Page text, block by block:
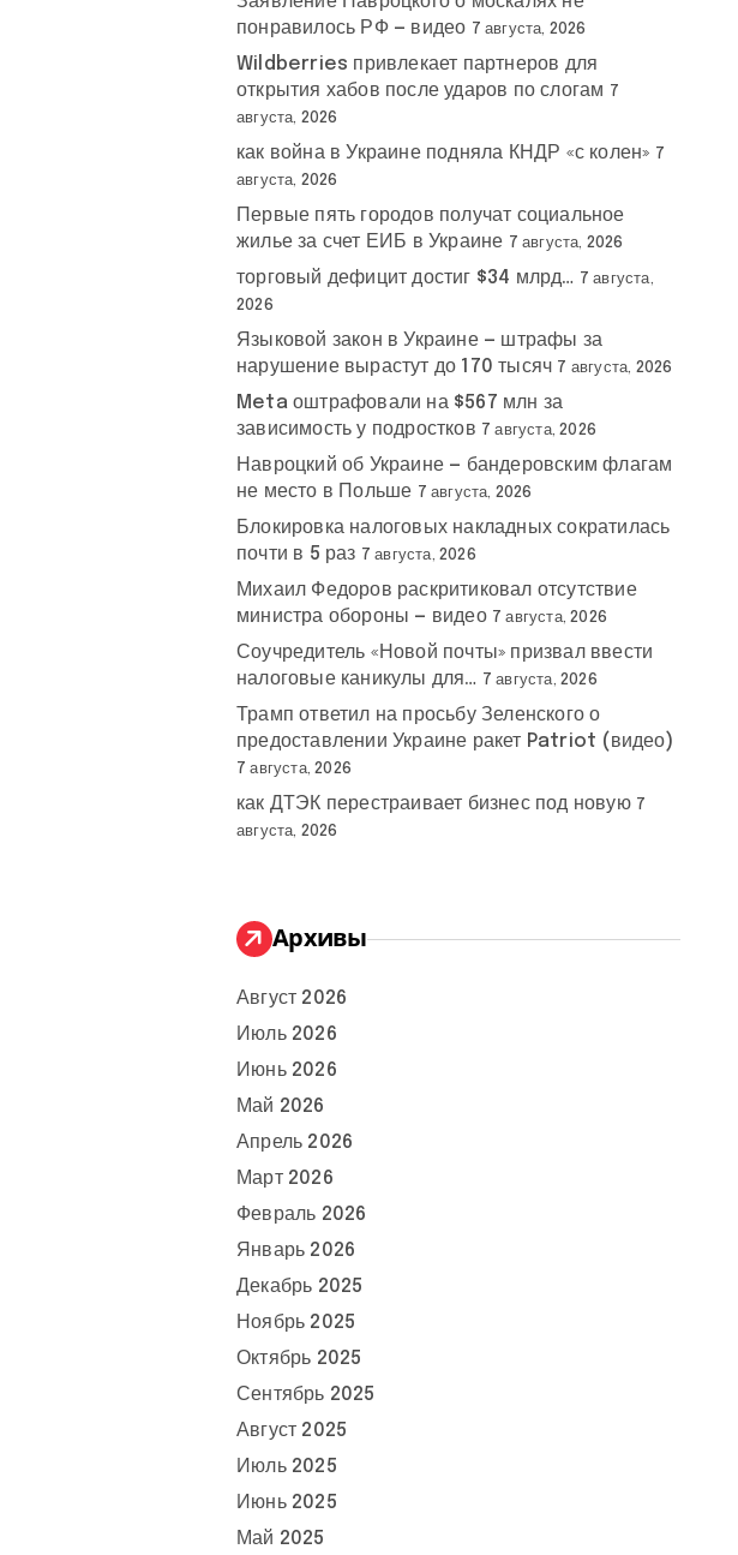
понравилось РФ — видео 7 августа, 2026
Wildberries привлекает партнеров для
открытия хабов после ударов по слогам 7
августа, 2026
как война в Украине подняла КНДР «с колен» 7
августа, 2026
Первые пять городов получат социальное
жилье за счет ЕИБ в Украине 7 августа, 2026
торговый дефицит достиг $34 млрд… 7 августа,
2026
Языковой закон в Украине — штрафы за
нарушение вырастут до 170 тысяч 7 августа, 2026
Meta оштрафовали на $567 млн за
зависимость у подростков 7 августа, 2026
Навроцкий об Украине — бандеровским флагам
не место в Польше 7 августа, 2026
Блокировка налоговых накладных сократилась
почти в 5 раз 7 августа, 2026
Михаил Федоров раскритиковал отсутствие
министра обороны — видео 7 августа, 2026
Соучредитель «Новой почты» призвал ввести
налоговые каникулы для… 7 августа, 2026
Трамп ответил на просьбу Зеленского о
предоставлении Украине ракет Patriot (видео)
7 августа, 2026
как ДТЭК перестраивает бизнес под новую 7
августа, 2026
Архивы
Август 2026
Июль 2026
Июнь 2026
Май 2026
Апрель 2026
Март 2026
Февраль 2026
Январь 2026
Декабрь 2025
Ноябрь 2025
Октябрь 2025
Сентябрь 2025
Август 2025
Июль 2025
Июнь 2025
Май 2025